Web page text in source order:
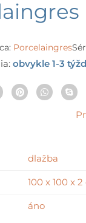
Porcelaingres
obvykle 1-3
dlažba
100 x 100 x
áno